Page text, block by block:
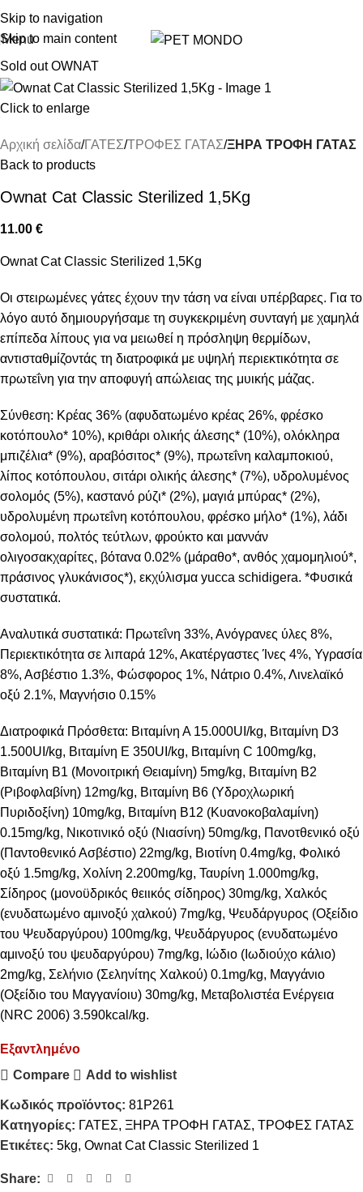
Skip to navigation
Skip to main content
ΔΩΡΕΑΝ DELIVERY ΣΤΗΝ ΠΟΛΗ ΤΗΣ ΘΕΣΣΑΛΟΝΙΚΗΣ
Menu
Sold out OWNAT
Click to enlarge
Αρχική σελίδα ΓΑΤΕΣ ΤΡΟΦΕΣ ΓΑΤΑΣ ΞΗΡΑ ΤΡΟΦΗ ΓΑΤΑΣ
Back to products
Ownat Cat Classic Sterilized 1,5Kg
11.00 €
Ownat Cat Classic Sterilized 1,5Kg
Οι στειρωμένες γάτες έχουν την τάση να είναι υπέρβαρες. Για το
λόγο αυτό δημιουργήσαμε τη συγκεκριμένη συνταγή με χαμηλά
επίπεδα λίπους για να μειωθεί η πρόσληψη θερμίδων,
αντισταθμίζοντάς τη διατροφικά με υψηλή περιεκτικότητα σε
πρωτεΐνη για την αποφυγή απώλειας της μυικής μάζας.
Σύνθεση: Κρέας 36% (αφυδατωμένο κρέας 26%, φρέσκο
κοτόπουλο* 10%), κριθάρι ολικής άλεσης* (10%), ολόκληρα
μπιζέλια* (9%), αραβόσιτος* (9%), πρωτεΐνη καλαμποκιού,
λίπος κοτόπουλου, σιτάρι ολικής άλεσης* (7%), υδρολυμένος
σολομός (5%), καστανό ρύζι* (2%), μαγιά μπύρας* (2%),
υδρολυμένη πρωτεΐνη κοτόπουλου, φρέσκο μήλο* (1%), λάδι
σολομού, πολτός τεύτλων, φρούκτο και μαννάν
ολιγοσακχαρίτες, βότανα 0.02% (μάραθο*, ανθός χαμομηλιού*,
πράσινος γλυκάνισος*), εκχύλισμα yucca schidigera. *Φυσικά
συστατικά.
Αναλυτικά συστατικά: Πρωτεΐνη 33%, Ανόγρανες ύλες 8%,
Περιεκτικότητα σε λιπαρά 12%, Ακατέργαστες Ίνες 4%, Υγρασία
8%, Ασβέστιο 1.3%, Φώσφορος 1%, Νάτριο 0.4%, Λινελαϊκό
οξύ 2.1%, Μαγνήσιο 0.15%
Διατροφικά Πρόσθετα: Βιταμίνη Α 15.000UI/kg, Βιταμίνη D3
1.500UI/kg, Βιταμίνη Ε 350UI/kg, Βιταμίνη C 100mg/kg,
Βιταμίνη Β1 (Μονοιτρική Θειαμίνη) 5mg/kg, Βιταμίνη Β2
(Ριβοφλαβίνη) 12mg/kg, Βιταμίνη Β6 (Υδροχλωρική
Πυριδοξίνη) 10mg/kg, Βιταμίνη Β12 (Κυανοκοβαλαμίνη)
0.15mg/kg, Νικοτινικό οξύ (Νιασίνη) 50mg/kg, Πανοτθενικό οξύ
(Παντοθενικό Ασβέστιο) 22mg/kg, Βιοτίνη 0.4mg/kg, Φολικό
οξύ 1.5mg/kg, Χολίνη 2.200mg/kg, Ταυρίνη 1.000mg/kg,
Σίδηρος (μονοϋδρικός θειικός σίδηρος) 30mg/kg, Χαλκός
(ενυδατωμένο αμινοξύ χαλκού) 7mg/kg, Ψευδάργυρος (Οξείδιο
του Ψευδαργύρου) 100mg/kg, Ψευδάργυρος (ενυδατωμένo
αμινοξύ του ψευδαργύρου) 7mg/kg, Ιώδιο (Ιωδιούχο κάλιο)
2mg/kg, Σελήνιο (Σεληνίτης Χαλκού) 0.1mg/kg, Μαγγάνιο
(Οξείδιο του Μαγγανίοιυ) 30mg/kg, Μεταβολιστέα Ενέργεια
(NRC 2006) 3.590kcal/kg.
Εξαντλημένο
Compare
Add to wishlist
Κωδικός προϊόντος: 81P261
Κατηγορίες: ΓΑΤΕΣ, ΞΗΡΑ ΤΡΟΦΗ ΓΑΤΑΣ, ΤΡΟΦΕΣ ΓΑΤΑΣ
Ετικέτες: 5kg, Ownat Cat Classic Sterilized 1
Share: